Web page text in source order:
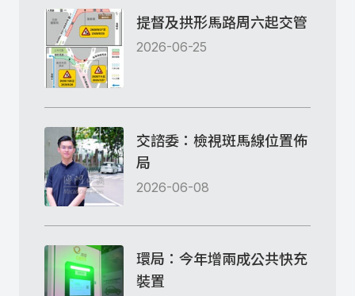
提督及拱形馬路周六起交管
2026-06-25
交諮委：檢視斑馬線位置佈
局
2026-06-08
環局：今年增兩成公共快充
裝置